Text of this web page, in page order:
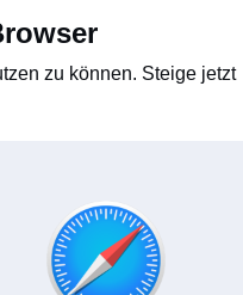
zu können. Steige jetzt